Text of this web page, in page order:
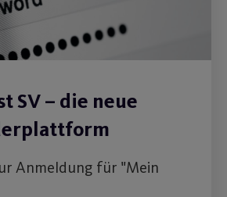
SV – die neue
Anmeldung für "Mein